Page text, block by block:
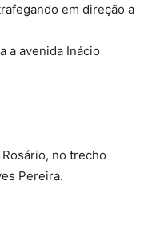
em direção a
a avenida Inácio
no trecho
Pereira.